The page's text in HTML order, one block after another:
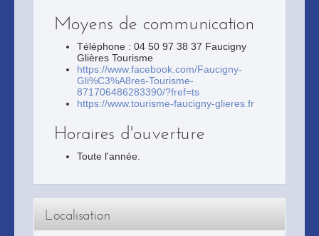
Moyens de communication
Téléphone : 04 50 97 38 37 Faucigny
Glières Tourisme
https://www.facebook.com/Faucigny-
Gli%C3%A8res-Tourisme-
871706486283390/?fref=ts
https://www.tourisme-faucigny-glieres.fr
Horaires d'ouverture
Toute l'année.
Localisation